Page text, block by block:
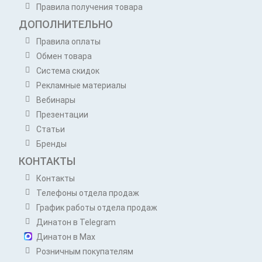
Правила получения товара
ДОПОЛНИТЕЛЬНО
Правила оплаты
Обмен товара
Система скидок
Рекламные материалы
Вебинары
Презентации
Статьи
Бренды
КОНТАКТЫ
Контакты
Телефоны отдела продаж
График работы отдела продаж
Динатон в Telegram
Динатон в Max
Розничным покупателям